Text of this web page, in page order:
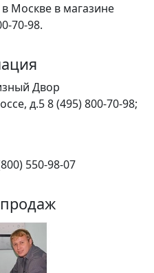
Москве в магазине
70-98.
Двор
д.58 (495) 800-70-98;
550-98-07